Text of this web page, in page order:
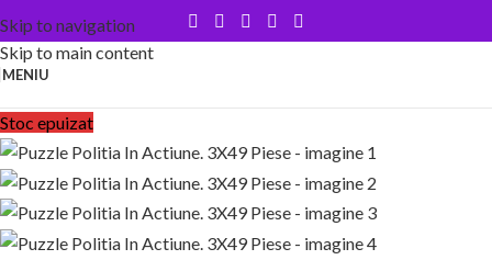
Skip to navigation
Skip to main content
MENIU
Stoc epuizat